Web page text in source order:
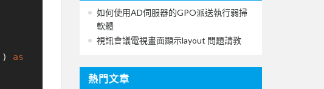
) as
如何使用AD伺服器的GPO派送執行弱掃
軟體
視訊會議電視畫面顯示layout 問題請教
熱門文章